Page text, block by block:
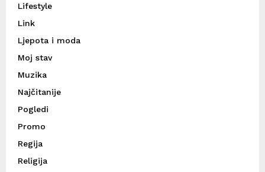
Lifestyle
Link
Ljepota i moda
Moj stav
Muzika
Najčitanije
Pogledi
Promo
Regija
Religija